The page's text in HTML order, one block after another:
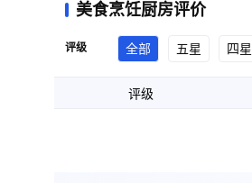
美食烹饪厨房评价
评级 全部 五星 四星
评级